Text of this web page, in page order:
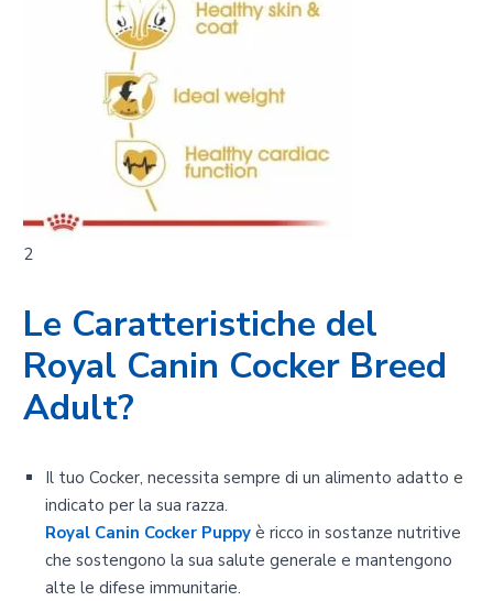
2
Le Caratteristiche del
Royal Canin Cocker Breed
Adult?
Il tuo Cocker, necessita sempre di un alimento adatto e
indicato per la sua razza.
Royal Canin Cocker Puppy è ricco in sostanze nutritive
che sostengono la sua salute generale e mantengono
alte le difese immunitarie.